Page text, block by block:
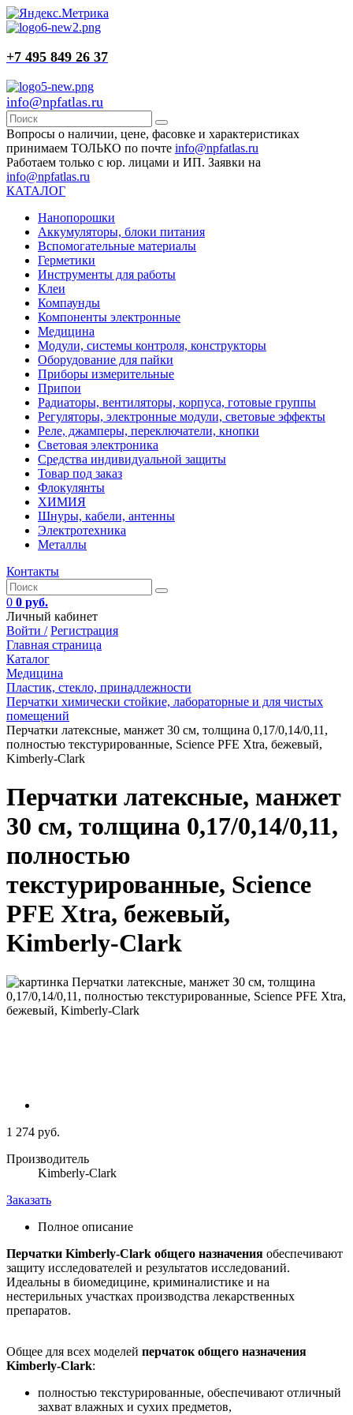
+7 495 849 26 37
info@npfatlas.ru
Вопросы о наличии, цене, фасовке и характеристиках
принимаем ТОЛЬКО по почте info@npfatlas.ru
Работаем только с юр. лицами и ИП. Заявки на
info@npfatlas.ru
КАТАЛОГ
Нанопорошки
Аккумуляторы, блоки питания
Вспомогательные материалы
Герметики
Инструменты для работы
Клеи
Компаунды
Компоненты электронные
Медицина
Модули, системы контроля, конструкторы
Оборудование для пайки
Приборы измерительные
Припои
Радиаторы, вентиляторы, корпуса, готовые группы
Регуляторы, электронные модули, световые эффекты
Реле, джамперы, переключатели, кнопки
Световая электроника
Средства индивидуальной защиты
Товар под заказ
Флокулянты
ХИМИЯ
Шнуры, кабели, антенны
Электротехника
Металлы
Контакты
0 0 руб.
Личный кабинет
Войти / Регистрация
Главная страница
Каталог
Медицина
Пластик, стекло, принадлежности
Перчатки химически стойкие, лабораторные и для чистых
помещений
Перчатки латексные, манжет 30 см, толщина 0,17/0,14/0,11,
полностью текстурированные, Science PFE Xtra, бежевый,
Kimberly-Clark
Перчатки латексные, манжет
30 см, толщина 0,17/0,14/0,11,
полностью
текстурированные, Science
PFE Xtra, бежевый,
Kimberly-Clark
1 274 руб.
Производитель
Kimberly-Clark
Заказать
Полное описание
Перчатки Kimberly-Clark общего назначения обеспечивают
защиту исследователей и результатов исследований.
Идеальны в биомедицине, криминалистике и на
нестерильных участках производства лекарственных
препаратов.
Общее для всех моделей перчаток общего назначения
Kimberly-Clark:
полностью текстурированные, обеспечивают отличный
захват влажных и сухих предметов,